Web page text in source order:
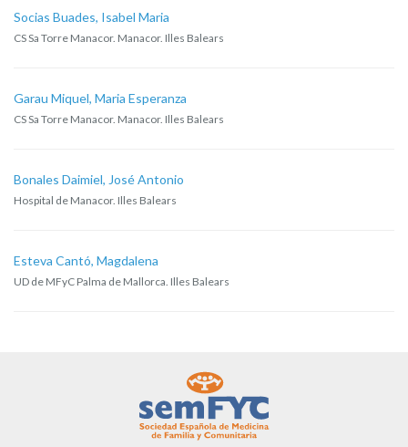
Socias Buades, Isabel Maria
CS Sa Torre Manacor. Manacor. Illes Balears
Garau Miquel, Maria Esperanza
CS Sa Torre Manacor. Manacor. Illes Balears
Bonales Daimiel, José Antonio
Hospital de Manacor. Illes Balears
Esteva Cantó, Magdalena
UD de MFyC Palma de Mallorca. Illes Balears